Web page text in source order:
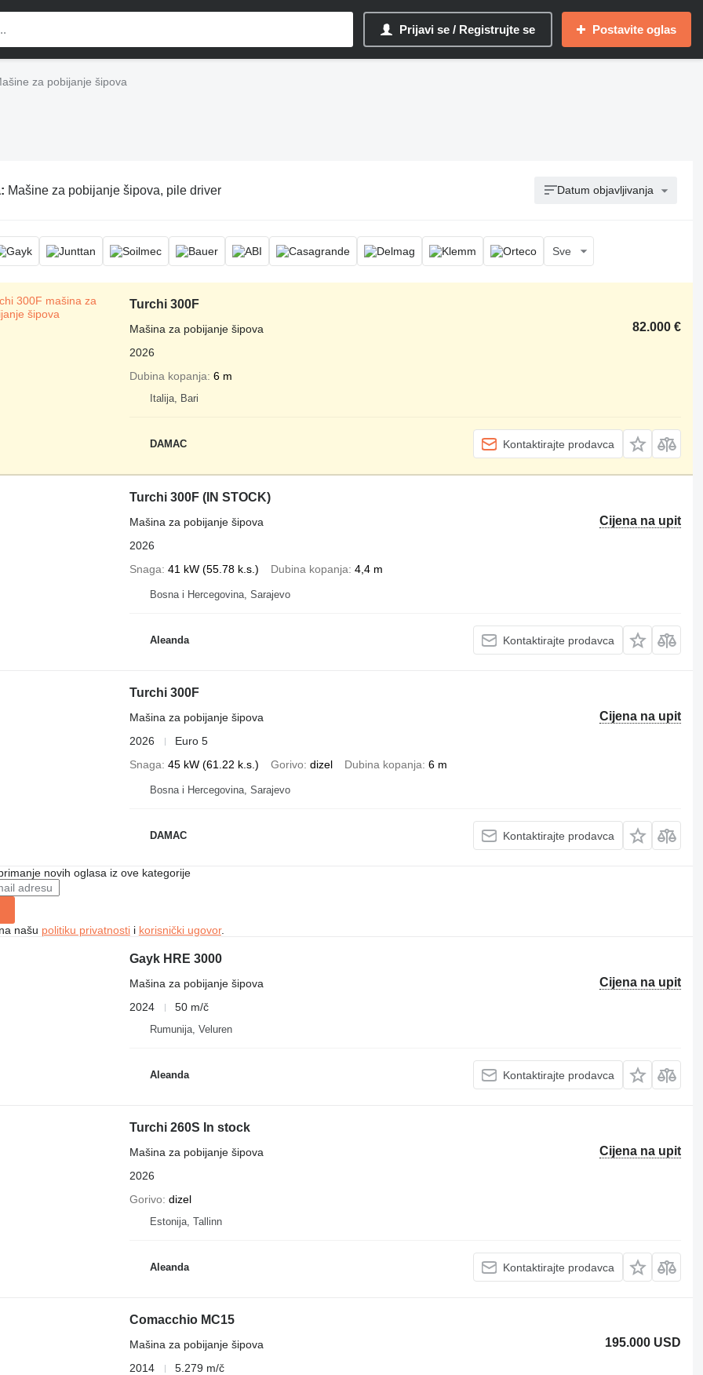
Prijavi se / Registrujte se Postavite oglas
za pobijanje šipova
Mašine za pobijanje šipova, pile driver Datum objavljivanja
Sve
Turchi 300F
82.000 €
Mašina za pobijanje šipova
2026
Dubina kopanja 6 m
Italija, Bari
DAMAC Kontaktirajte prodavca
Turchi 300F (IN STOCK)
Cijena na upit
Mašina za pobijanje šipova
2026
Snaga 41 kW (55.78 k.s.) Dubina kopanja 4,4 m
Bosna i Hercegovina, Sarajevo
Aleanda Kontaktirajte prodavca
Turchi 300F
Cijena na upit
Mašina za pobijanje šipova
2026
Euro 5
Snaga 45 kW (61.22 k.s.) Gorivo dizel Dubina kopanja 6 m
Bosna i Hercegovina, Sarajevo
DAMAC Kontaktirajte prodavca
novih oglasa iz ove kategorije
našu politiku privatnostii korisnički ugovor.
Gayk HRE 3000
Cijena na upit
Mašina za pobijanje šipova
2024
50 m/č
Rumunija, Veluren
Aleanda Kontaktirajte prodavca
Turchi 260S In stock
Cijena na upit
Mašina za pobijanje šipova
2026
Gorivo dizel
Estonija, Tallinn
Aleanda Kontaktirajte prodavca
Comacchio MC15
195.000 USD
Mašina za pobijanje šipova
2014
5.279 m/č